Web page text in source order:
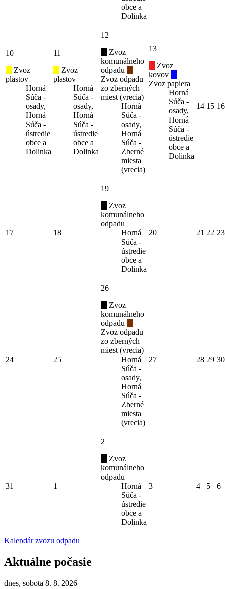
obce a
Dolinka
10
Zvoz
plastov
Horná
Súča -
osady,
Horná
Súča -
ústredie
obce a
Dolinka
11
Zvoz
plastov
Horná
Súča -
osady,
Horná
Súča -
ústredie
obce a
Dolinka
12
Zvoz
komunálneho
odpadu
Zvoz odpadu
zo zberných
miest (vrecia)
Horná
Súča -
osady,
Horná
Súča -
Zberné
miesta
(vrecia)
13
Zvoz
kovov
Zvoz papiera
Horná
Súča -
osady,
Horná
Súča -
ústredie
obce a
Dolinka
14 15 16
17 18
19
Zvoz
komunálneho
odpadu
Horná
Súča -
ústredie
obce a
Dolinka
20 21 22 23
24 25
26
Zvoz
komunálneho
odpadu
Zvoz odpadu
zo zberných
miest (vrecia)
Horná
Súča -
osady,
Horná
Súča -
Zberné
miesta
(vrecia)
27 28 29 30
31 1
2
Zvoz
komunálneho
odpadu
Horná
Súča -
ústredie
obce a
Dolinka
3 4 5 6
Kalendár zvozu odpadu
Aktuálne počasie
dnes, sobota 8. 8. 2026